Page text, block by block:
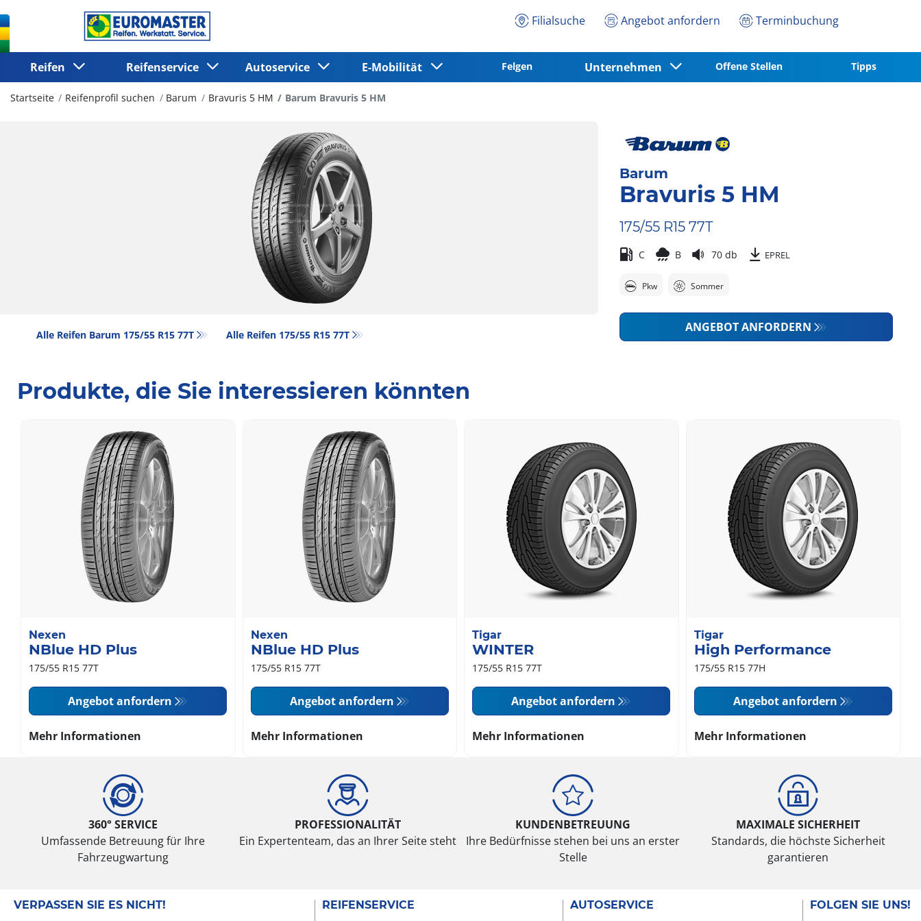
Filialsuche Angebot anfordern Terminbuchung
Reifen Reifenservice Autoservice E-Mobilität Felgen Unternehmen Offene Stellen Tipps
Startseite Reifenprofil suchen Barum Bravuris 5 HM Barum Bravuris 5 HM
Alle Reifen Barum 175/55 R15 77T Alle Reifen‎ 175/55 R15 77T
Barum
Bravuris 5 HM
175/55 R15 77T
C B 70 db EPREL
Pkw Sommer
ANGEBOT ANFORDERN
Produkte, die Sie interessieren könnten
Nexen
NBlue HD Plus
175/55 R15 77T
Angebot anfordern
Mehr Informationen
Nexen
NBlue HD Plus
175/55 R15 77T
Angebot anfordern
Mehr Informationen
Tigar
WINTER
175/55 R15 77T
Angebot anfordern
Mehr Informationen
Tigar
High Performance
175/55 R15 77H
Angebot anfordern
Mehr Informationen
360° SERVICE
Umfassende Betreuung für Ihre
Fahrzeugwartung
PROFESSIONALITÄT
Ein Expertenteam, das an Ihrer Seite steht
KUNDENBETREUUNG
Ihre Bedürfnisse stehen bei uns an erster
Stelle
MAXIMALE SICHERHEIT
Standards, die höchste Sicherheit
garantieren
VERPASSEN SIE ES NICHT!
REIFENSERVICE
AUTOSERVICE
FOLGEN SIE UNS!